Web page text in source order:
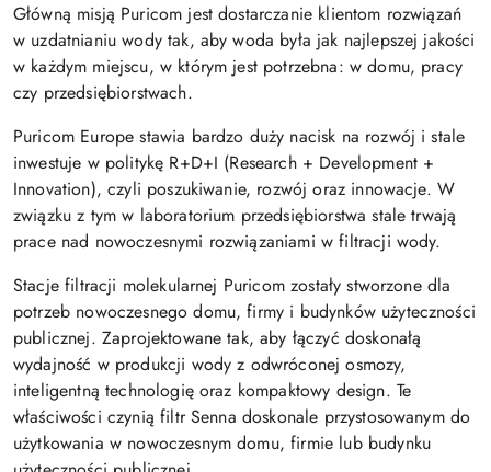
Główną misją Puricom jest dostarczanie klientom rozwiązań
w uzdatnianiu wody tak, aby woda była jak najlepszej jakości
w każdym miejscu, w którym jest potrzebna: w domu, pracy
czy przedsiębiorstwach.
Puricom Europe stawia bardzo duży nacisk na rozwój i stale
inwestuje w politykę R+D+I (Research + Development +
Innovation), czyli poszukiwanie, rozwój oraz innowacje. W
związku z tym w laboratorium przedsiębiorstwa stale trwają
prace nad nowoczesnymi rozwiązaniami w filtracji wody.
Stacje filtracji molekularnej Puricom zostały stworzone dla
potrzeb nowoczesnego domu, firmy i budynków użyteczności
publicznej. Zaprojektowane tak, aby łączyć doskonałą
wydajność w produkcji wody z odwróconej osmozy,
inteligentną technologię oraz kompaktowy design. Te
właściwości czynią filtr Senna doskonale przystosowanym do
użytkowania w nowoczesnym domu, firmie lub budynku